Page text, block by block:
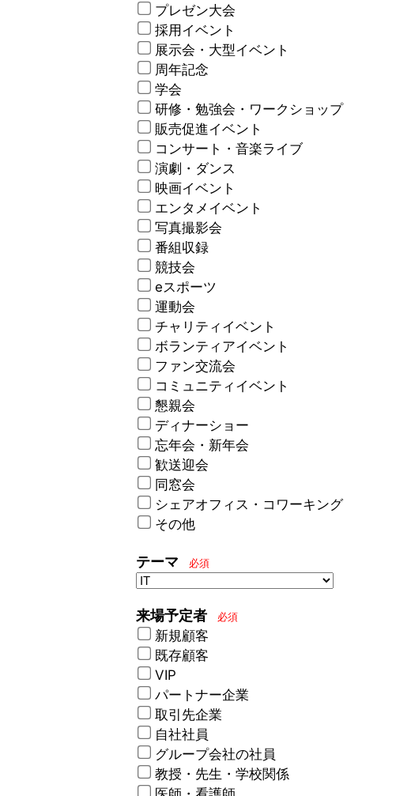
プレゼン大会
採用イベント
展示会・大型イベント
周年記念
学会
研修・勉強会・ワークショップ
販売促進イベント
コンサート・音楽ライブ
演劇・ダンス
映画イベント
エンタメイベント
写真撮影会
番組収録
競技会
eスポーツ
運動会
チャリティイベント
ボランティアイベント
ファン交流会
コミュニティイベント
懇親会
ディナーショー
忘年会・新年会
歓送迎会
同窓会
シェアオフィス・コワーキング
その他
テーマ 必須
来場予定者 必須
新規顧客
既存顧客
VIP
パートナー企業
取引先企業
自社社員
グループ会社の社員
教授・先生・学校関係